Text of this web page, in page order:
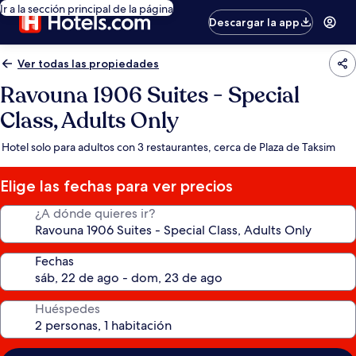
Ir a la sección principal de la página
Descargar la app
Ver todas las propiedades
Ravouna 1906 Suites - Special
Class, Adults Only
Hotel solo para adultos con 3 restaurantes, cerca de Plaza de Taksim
Elige las fechas para ver precios
¿A dónde quieres ir?
Fechas
Huéspedes